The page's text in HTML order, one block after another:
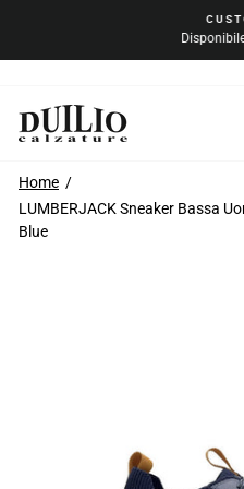
contenuto
Disponibile
Home
LUMBERJACK Sneaker Bassa
Blue